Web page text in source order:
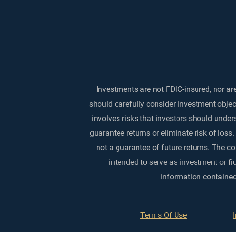
Investments are not FDIC-insured, nor
should carefully consider investment
involves risks that investors should
guarantee returns or eliminate risk of
not a guarantee of future returns. The
intended to serve as investment or
information
Terms Of Use